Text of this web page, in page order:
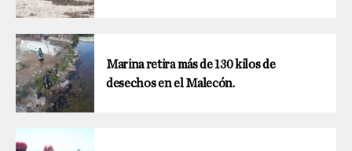
Marina retira más de 130 kilos de
desechos en el Malecón.